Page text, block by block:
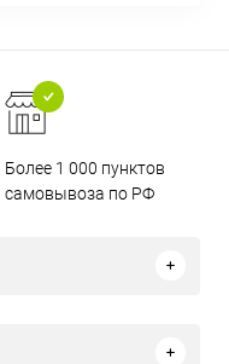
Более 1 000 пунктов
самовывоза по РФ